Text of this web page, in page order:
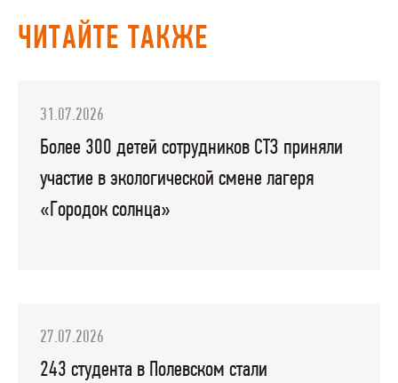
ЧИТАЙТЕ ТАКЖЕ
31.07.2026
Более 300 детей сотрудников СТЗ приняли
участие в экологической смене лагеря
«Городок солнца»
27.07.2026
243 студента в Полевском стали